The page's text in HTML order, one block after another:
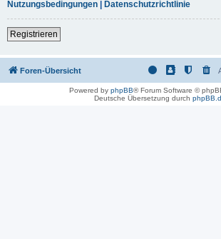
Nutzungsbedingungen | Datenschutzrichtlinie
Registrieren
Foren-Übersicht
Powered by phpBB® Forum Software ©
Deutsche Übersetzung durch